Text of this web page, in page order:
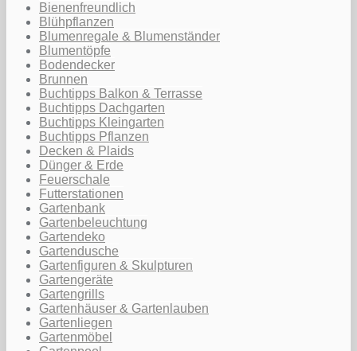
Bienenfreundlich
Blühpflanzen
Blumenregale & Blumenständer
Blumentöpfe
Bodendecker
Brunnen
Buchtipps Balkon & Terrasse
Buchtipps Dachgarten
Buchtipps Kleingarten
Buchtipps Pflanzen
Decken & Plaids
Dünger & Erde
Feuerschale
Futterstationen
Gartenbank
Gartenbeleuchtung
Gartendeko
Gartendusche
Gartenfiguren & Skulpturen
Gartengeräte
Gartengrills
Gartenhäuser & Gartenlauben
Gartenliegen
Gartenmöbel